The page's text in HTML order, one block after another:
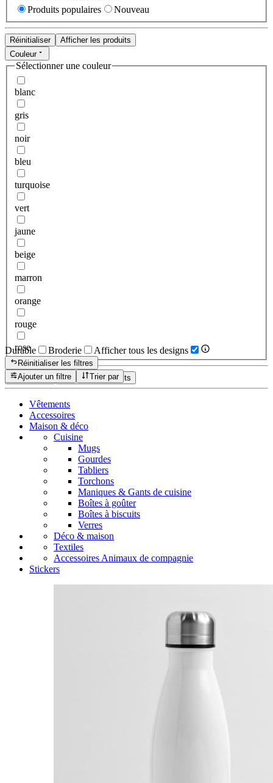
Produits populaires
Nouveau
Réinitialiser
Afficher les produits
Couleur
Sélectionner une couleur
blanc
gris
noir
bleu
turquoise
vert
jaune
beige
marron
orange
rouge
rose
Réinitialiser Afficher les produits
Durable Broderie Afficher tous les designs
Réinitialiser les filtres
Ajouter un filtre
Trier par
Vêtements
Accessoires
Maison & déco
Cuisine
Mugs
Gourdes
Tabliers
Torchons
Maniques & Gants de cuisine
Boîtes à goûter
Boîtes à biscuits
Verres
Déco & maison
Textiles
Accessoires Animaux de compagnie
Stickers